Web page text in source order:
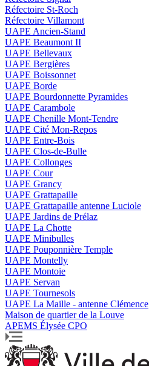
Réfectoire St-Roch
Réfectoire Villamont
UAPE Ancien-Stand
UAPE Beaumont II
UAPE Bellevaux
UAPE Bergières
UAPE Boissonnet
UAPE Borde
UAPE Bourdonnette Pyramides
UAPE Carambole
UAPE Chenille Mont-Tendre
UAPE Cité Mon-Repos
UAPE Entre-Bois
UAPE Clos-de-Bulle
UAPE Collonges
UAPE Cour
UAPE Grancy
UAPE Grattapaille
UAPE Grattapaille antenne Luciole
UAPE Jardins de Prélaz
UAPE La Chotte
UAPE Minibulles
UAPE Pouponnière Temple
UAPE Montelly
UAPE Montoie
UAPE Servan
UAPE Tournesols
UAPE La Maille - antenne Clémence
Maison de quartier de la Louve
APEMS Élysée CPO